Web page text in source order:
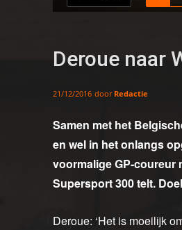
Deroue naar
21/12/2016 door Redactie
Samen met het
en wel in het onlangs
voormalige GP-coureur
Supersport 300 telt.
Deroue: ‘Het is moeilijk